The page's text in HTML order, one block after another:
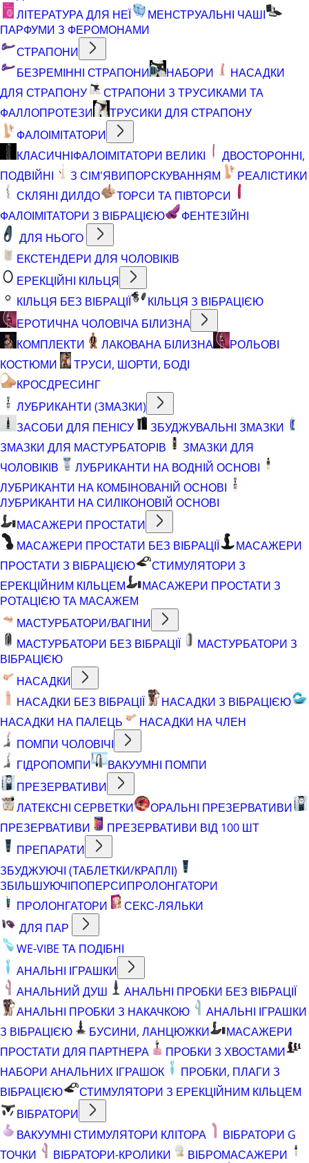
ЛІТЕРАТУРА ДЛЯ НЕЇ
МЕНСТРУАЛЬНІ ЧАШІ
ПАРФУМИ З ФЕРОМОНАМИ
СТРАПОНИ
БЕЗРЕМІННІ СТРАПОНИ
НАБОРИ
НАСАДКИ
ДЛЯ СТРАПОНУ
СТРАПОНИ З ТРУСИКАМИ ТА
ФАЛЛОПРОТЕЗИ
ТРУСИКИ ДЛЯ СТРАПОНУ
ФАЛОІМІТАТОРИ
КЛАСИЧНІФАЛОІМІТАТОРИ ВЕЛИКІ
ДВОСТОРОННІ,
ПОДВІЙНІ
З СІМ'ЯВИПОРСКУВАННЯМ
РЕАЛІСТИКИ
СКЛЯНІ ДИЛДО
ТОРСИ ТА ПІВТОРСИ
ФАЛОІМІТАТОРИ З ВІБРАЦІЄЮ
ФЕНТЕЗІЙНІ
ДЛЯ НЬОГО
ЕКСТЕНДЕРИ ДЛЯ ЧОЛОВІКІВ
ЕРЕКЦІЙНІ КІЛЬЦЯ
КІЛЬЦЯ БЕЗ ВІБРАЦІЇ
КІЛЬЦЯ З ВІБРАЦІЄЮ
ЕРОТИЧНА ЧОЛОВІЧА БІЛИЗНА
КОМПЛЕКТИ
ЛАКОВАНА БІЛИЗНА
РОЛЬОВІ
КОСТЮМИ
ТРУСИ, ШОРТИ, БОДІ
КРОСДРЕСИНГ
ЛУБРИКАНТИ (ЗМАЗКИ)
ЗАСОБИ ДЛЯ ПЕНІСУ
ЗБУДЖУВАЛЬНІ ЗМАЗКИ
ЗМАЗКИ ДЛЯ МАСТУРБАТОРІВ
ЗМАЗКИ ДЛЯ
ЧОЛОВІКІВ
ЛУБРИКАНТИ НА ВОДНІЙ ОСНОВІ
ЛУБРИКАНТИ НА КОМБІНОВАНІЙ ОСНОВІ
ЛУБРИКАНТИ НА СИЛІКОНОВІЙ ОСНОВІ
МАСАЖЕРИ ПРОСТАТИ
МАСАЖЕРИ ПРОСТАТИ БЕЗ ВІБРАЦІЇ
МАСАЖЕРИ
ПРОСТАТИ З ВІБРАЦІЄЮ
СТИМУЛЯТОРИ З
ЕРЕКЦІЙНИМ КІЛЬЦЕМ
МАСАЖЕРИ ПРОСТАТИ З
РОТАЦІЄЮ ТА МАСАЖЕМ
МАСТУРБАТОРИ/ВАГІНИ
МАСТУРБАТОРИ БЕЗ ВІБРАЦІЇ
МАСТУРБАТОРИ З
ВІБРАЦІЄЮ
НАСАДКИ
НАСАДКИ БЕЗ ВІБРАЦІЇ
НАСАДКИ З ВІБРАЦІЄЮ
НАСАДКИ НА ПАЛЕЦЬ
НАСАДКИ НА ЧЛЕН
ПОМПИ ЧОЛОВІЧІ
ГІДРОПОМПИ
ВАКУУМНІ ПОМПИ
ПРЕЗЕРВАТИВИ
ЛАТЕКСНІ СЕРВЕТКИ
ОРАЛЬНІ ПРЕЗЕРВАТИВИ
ПРЕЗЕРВАТИВИ
ПРЕЗЕРВАТИВИ ВІД 100 ШТ
ПРЕПАРАТИ
ЗБУДЖУЮЧІ (ТАБЛЕТКИ/КРАПЛІ)
ЗБІЛЬШУЮЧІПОПЕРСИПРОЛОНГАТОРИ
ПРОЛОНГАТОРИ
СЕКС-ЛЯЛЬКИ
ДЛЯ ПАР
WE-VIBE ТА ПОДІБНІ
АНАЛЬНІ ІГРАШКИ
АНАЛЬНИЙ ДУШ
АНАЛЬНІ ПРОБКИ БЕЗ ВІБРАЦІЇ
АНАЛЬНІ ПРОБКИ З НАКАЧКОЮ
АНАЛЬНІ ІГРАШКИ
З ВІБРАЦІЄЮ
БУСИНИ, ЛАНЦЮЖКИ
МАСАЖЕРИ
ПРОСТАТИ ДЛЯ ПАРТНЕРА
ПРОБКИ З ХВОСТАМИ
НАБОРИ АНАЛЬНИХ ІГРАШОК
ПРОБКИ, ПЛАГИ З
ВІБРАЦІЄЮ
СТИМУЛЯТОРИ З ЕРЕКЦІЙНИМ КІЛЬЦЕМ
ВІБРАТОРИ
ВАКУУМНІ СТИМУЛЯТОРИ КЛІТОРА
ВІБРАТОРИ G
ТОЧКИ
ВІБРАТОРИ-КРОЛИКИ
ВІБРОМАСАЖЕРИ